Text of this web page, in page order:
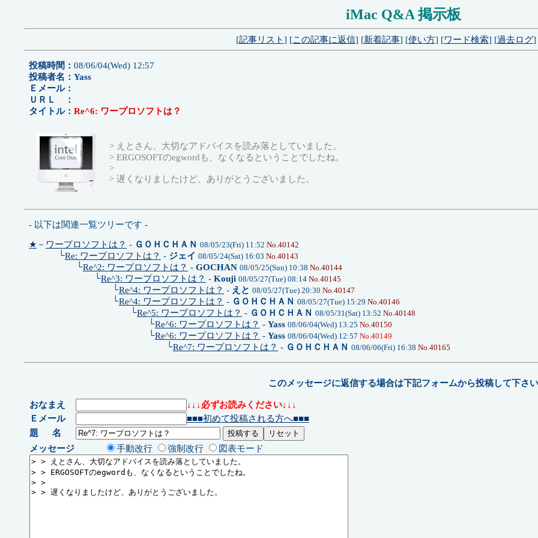
iMac Q&A 掲示板
[記事リスト] [この記事に返信] [新着記事] [使い方] [ワード検索] [過去ログ]
投稿時間： 08/06/04(Wed) 12:57
投稿者名：Yass
Ｅメール：
ＵＲＬ ：
タイトル： Re^6: ワープロソフトは？
> えとさん、大切なアドバイスを読み落としていました。
> ERGOSOFTのegwordも、なくなるということでしたね。
>
> 遅くなりましたけど、ありがとうございました。
- 以下は関連一覧ツリーです -
★ － ワープロソフトは？ - ＧＯＨＣＨＡＮ 08/05/23(Fri) 11:52 No.40142
└Re: ワープロソフトは？ - ジェイ 08/05/24(Sat) 16:03 No.40143
└Re^2: ワープロソフトは？ - GOCHAN 08/05/25(Sun) 10:38 No.40144
└Re^3: ワープロソフトは？ - Kouji 08/05/27(Tue) 08:14 No.40145
└Re^4: ワープロソフトは？ - えと 08/05/27(Tue) 20:30 No.40147
└Re^4: ワープロソフトは？ - ＧＯＨＣＨＡＮ 08/05/27(Tue) 15:29 No.40146
└Re^5: ワープロソフトは？ - ＧＯＨＣＨＡＮ 08/05/31(Sat) 13:52 No.40148
└Re^6: ワープロソフトは？ - Yass 08/06/04(Wed) 13:25 No.40150
└Re^6: ワープロソフトは？ - Yass 08/06/04(Wed) 12:57 No.40149
└Re^7: ワープロソフトは？ - ＧＯＨＣＨＡＮ 08/06/06(Fri) 16:38 No.40165
このメッセージに返信する場合は下記フォームから投稿して下さい
おなまえ
↓↓↓必ずお読みください↓↓↓
Ｅメール
■■■初めて投稿される方へ■■■
題 名
メッセージ
手動改行 強制改行 図表モード